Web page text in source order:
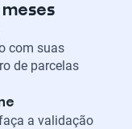
meses
com suas
de parcelas
a validação